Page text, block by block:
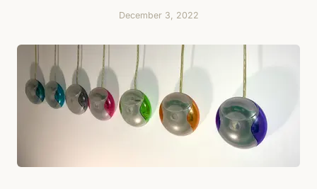
December 3, 2022